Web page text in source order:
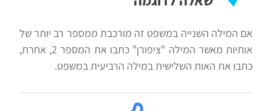
אם המילה השנייה במשפט זה מורכבת ממספר רב יותר של
אותיות מאשר המילה "ציפורן" כתבו את המספר 2, אחרת,
כתבו את האות השלישית במילה הרביעית במשפט.